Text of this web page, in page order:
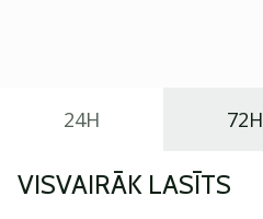
24H 72H
VISVAIRĀK LASĪTS